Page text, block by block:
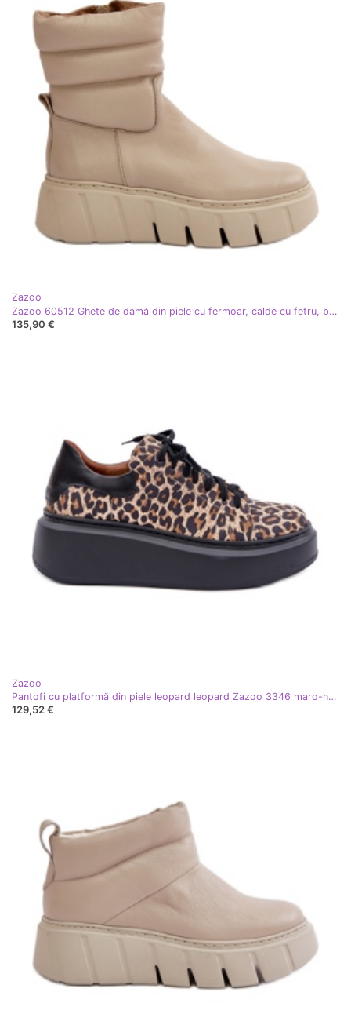
Zazoo
Zazoo 60512 Ghete de damă din piele cu fermoar, calde cu fetru, bej deschis
135,90 €
Zazoo
Pantofi cu platformă din piele leopard leopard Zazoo 3346 maro-negru
129,52 €